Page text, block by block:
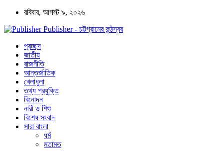
রবিবার, আগস্ট ৯, ২০২৬
Publisher - চট্টগ্রামের কন্ঠস্বর
প্রচ্ছদ
জাতীয়
রাজনীতি
আন্তর্জাতিক
খেলাধুলা
তথ্য প্রযুক্তি
বিনোদন
নারী ও শিশু
বিশেষ সংবাদ
সারা বাংলা
ধর্ম
মতামত